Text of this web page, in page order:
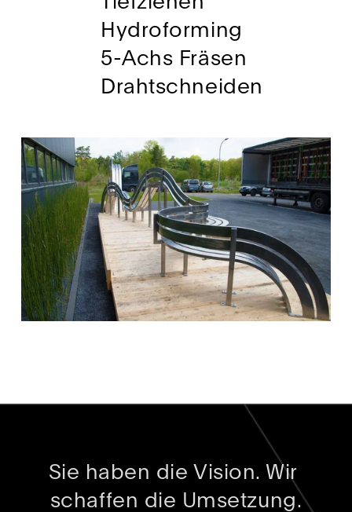
Hydroforming
5-Achs Fräsen
Drahtschneiden
Sie haben die Vision. Wir
schaffen die Umsetzung.